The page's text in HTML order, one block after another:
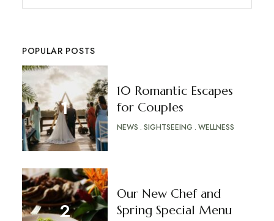
POPULAR POSTS
10 Romantic Escapes
for Couples
NEWS SIGHTSEEING WELLNESS
Our New Chef and
Spring Special Menu